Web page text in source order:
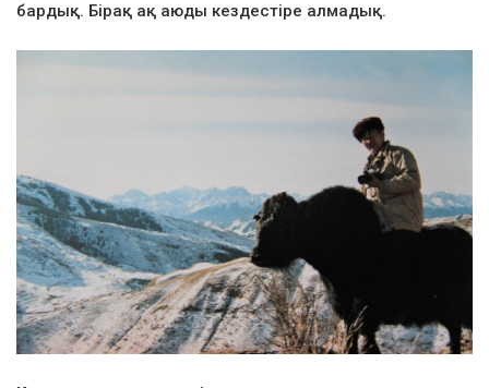
бардық. Бірақ ақ аюды кездестіре алмадық.